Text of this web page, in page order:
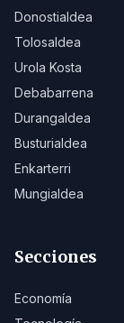
Donostialdea
Tolosaldea
Urola Kosta
Debabarrena
Durangaldea
Busturialdea
Enkarterri
Mungialdea
Secciones
Economía